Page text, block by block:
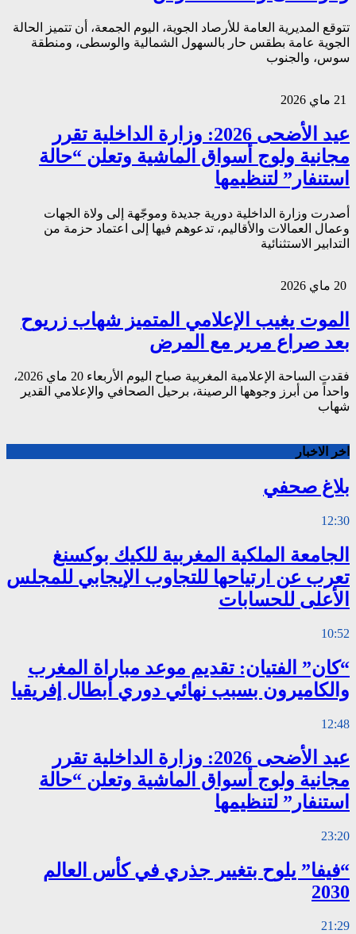
تتوقع المديرية العامة للأرصاد الجوية، اليوم الجمعة، أن تتميز الحالة
الجوية عامة بطقس حار بالسهول الشمالية والوسطى، ومنطقة
سوس، والجنوب
عيد الأضحى 2026: وزارة الداخلية تقرر
مجانية ولوج أسواق الماشية وتعلن “حالة
استنفار” لتنظيمها
أصدرت وزارة الداخلية دورية جديدة وموجّهة إلى ولاة الجهات
وعمال العمالات والأقاليم، تدعوهم فيها إلى اعتماد حزمة من
التدابير الاستثنائية
الموت يغيب الإعلامي المتميز شهاب زريوح
بعد صراع مرير مع المرض
فقدت الساحة الإعلامية المغربية صباح اليوم الأربعاء 20 ماي 2026،
واحداً من أبرز وجوهها الرصينة، برحيل الصحافي والإعلامي القدير
شهاب
اخر الاخبار
بلاغ صحفي
12:30
الجامعة الملكية المغربية للكيك بوكسنغ
تعرب عن ارتياحها للتجاوب الإيجابي للمجلس
الأعلى للحسابات
10:52
“كان” الفتيان: تقديم موعد مباراة المغرب
والكاميرون بسبب نهائي دوري أبطال إفريقيا
12:48
عيد الأضحى 2026: وزارة الداخلية تقرر
مجانية ولوج أسواق الماشية وتعلن “حالة
استنفار” لتنظيمها
23:20
“فيفا” يلوح بتغيير جذري في كأس العالم
2030
21:29